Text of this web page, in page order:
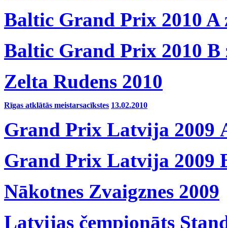
Baltic Grand Prix 2010 A
Baltic Grand Prix 2010 B
Zelta Rudens 2010
Rīgas atklātās meistarsacīkstes 13.02.2010
Grand Prix Latvija 2009
Grand Prix Latvija 2009
Nākotnes Zvaigznes 2009
Latvijas čempionāts